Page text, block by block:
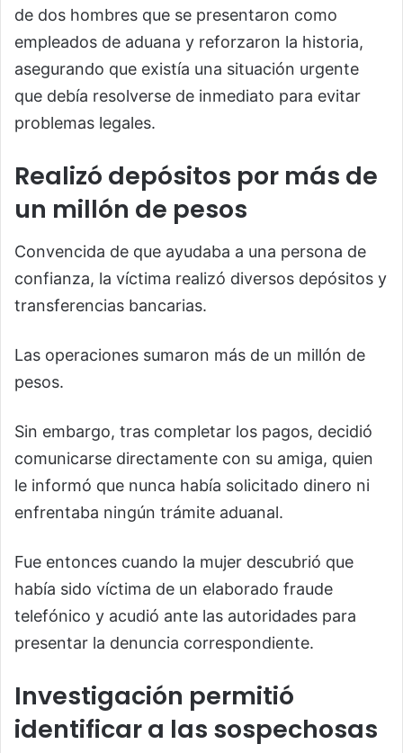
de dos hombres que se presentaron como
empleados de aduana y reforzaron la historia,
asegurando que existía una situación urgente
que debía resolverse de inmediato para evitar
problemas legales.
Realizó depósitos por más de
un millón de pesos
Convencida de que ayudaba a una persona de
confianza, la víctima realizó diversos depósitos y
transferencias bancarias.
Las operaciones sumaron más de un millón de
pesos.
Sin embargo, tras completar los pagos, decidió
comunicarse directamente con su amiga, quien
le informó que nunca había solicitado dinero ni
enfrentaba ningún trámite aduanal.
Fue entonces cuando la mujer descubrió que
había sido víctima de un elaborado fraude
telefónico y acudió ante las autoridades para
presentar la denuncia correspondiente.
Investigación permitió
identificar a las sospechosas